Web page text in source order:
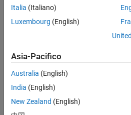
MATLAB
AnswersTutto
12 Month Streak
Italia (Italiano)
Luxembourg (English)
Asia-Pacifico
Australia (English)
India (English)
New Zealand (English)